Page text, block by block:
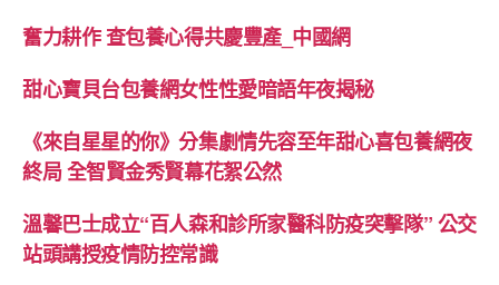
奮力耕作 查包養心得共慶豐產_中國網
甜心寶貝台包養網女性性愛暗語年夜揭秘
《來自星星的你》分集劇情先容至年甜心喜包養網夜
終局 全智賢金秀賢幕花絮公然
溫馨巴士成立“百人森和診所家醫科防疫突擊隊” 公交
站頭講授疫情防控常識